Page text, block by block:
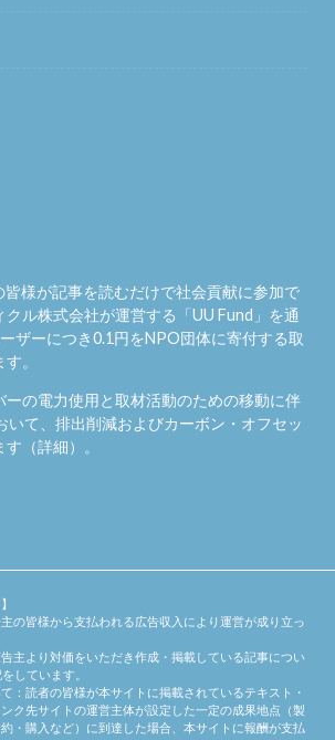
様が記事を読むだけで社会貢献に参加で
クル株式会社が運営する「UU Fund 」を通
ザーにつき0.1円をNPO団体に寄付する取
。
ーの電力使用と取材活動のための移動に伴
いて、排出削減およびカーボン・オフセッ
す（詳細）。
の皆様から支払われる広告収入により運営が成り立っ
主より対価をいただき作成・掲載している記事につい
しています。
：読者の皆様が本サイトに掲載されているテキスト・
ク先サイトの運営主体が設定した一定の成果地点（製
・購入など）に到達した場合、本サイトに報酬が支払